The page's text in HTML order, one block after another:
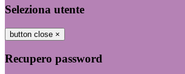
Seleziona utente
button close ×
Recupero password